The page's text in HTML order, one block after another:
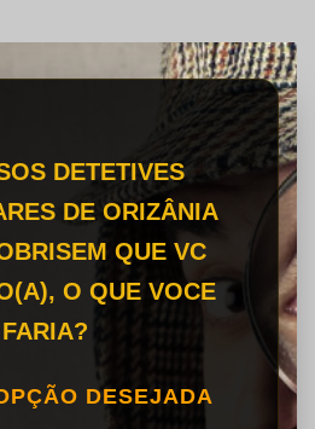
DETETIVES
DE ORIZÂNIA
QUE VC
O QUE VOCE
FARIA?
DESEJADA